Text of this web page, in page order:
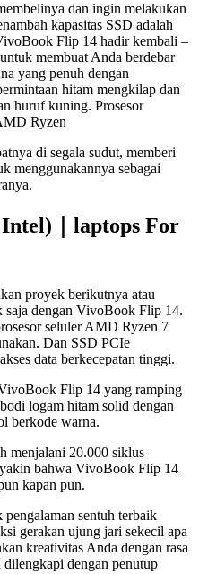
dan ingin melakukan
kapasitas SSD adalah
Flip 14 hadir kembali –
membuat Anda berdebar
yang penuh dengan
hitam mengkilap dan
huruf kuning. Prosesor
Ryzen
di segala sudut, memberi
menggunakannya sebagai
Intel)｜laptops For
proyek berikutnya atau
saja dengan VivoBook Flip 14.
seluler AMD Ryzen 7
Dan SSD PCIe
data berkecepatan tinggi.
Flip 14 yang ramping
logam hitam solid dengan
berkode warna.
menjalani 20.000 siklus
bahwa VivoBook Flip 14
kapan pun.
sentuh terbaik
gerakan ujung jari sekecil apa
kreativitas Anda dengan rasa
dengan penutup